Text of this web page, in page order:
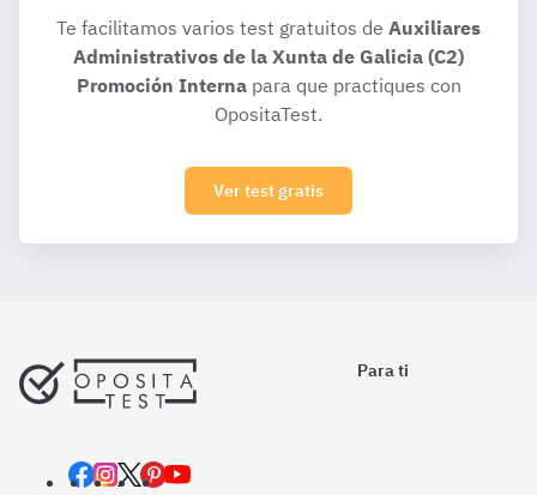
Te facilitamos varios test gratuitos de Auxiliares
Administrativos de la Xunta de Galicia (C2)
Promoción Internapara que practiques con
OpositaTest.
Ver test gratis
Para ti